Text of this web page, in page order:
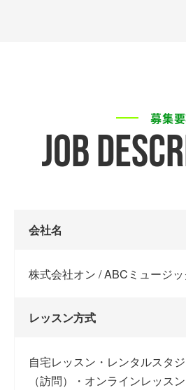
募集
job
会社名
株式会社オン / ABCミュージ
レッスン方式
自宅レッスン・レンタルスタ
（訪問）・オンラインレッスン